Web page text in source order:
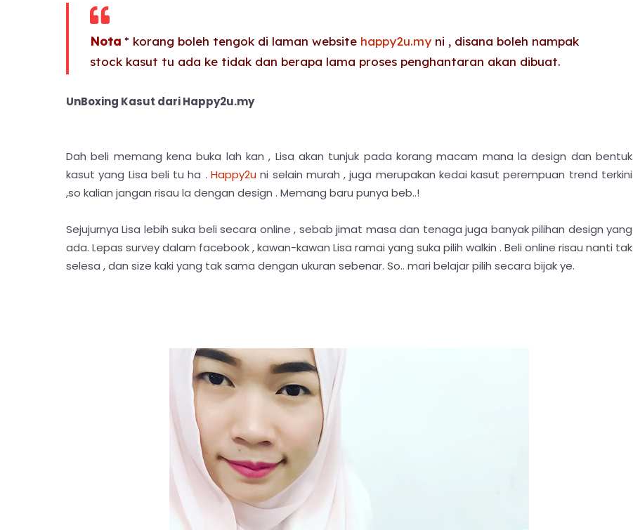
Nota * korang boleh tengok di laman website happy2u.my ni , disana boleh nampak
stock kasut tu ada ke tidak dan berapa lama proses penghantaran akan dibuat.
UnBoxing Kasut dari Happy2u.my
Dah beli memang kena buka lah kan , Lisa akan tunjuk pada korang macam mana la design dan bentuk
kasut yang Lisa beli tu ha . Happy2uni selain murah , juga merupakan kedai kasut perempuan trend terkini
,so kalian jangan risau la dengan design . Memang baru punya beb..!
Sejujurnya Lisa lebih suka beli secara online , sebab jimat masa dan tenaga juga banyak pilihan design yang
ada. Lepas survey dalam facebook , kawan-kawan Lisa ramai yang suka pilih walkin . Beli online risau nanti tak
selesa , dan size kaki yang tak sama dengan ukuran sebenar. So.. mari belajar pilih secara bijak ye.